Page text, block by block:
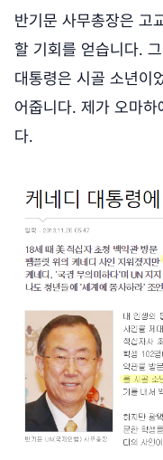
반기문 사무총장은 고
할 기회를 얻습니다.
대통령은 시골 소년이
어줍니다. 제가 오마하
다.